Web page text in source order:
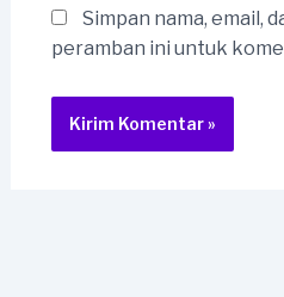
Simpan nama, email,
peramban ini untuk